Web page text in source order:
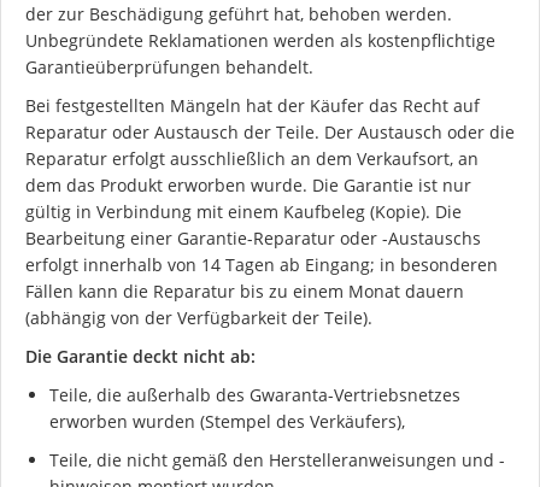
der zur Beschädigung geführt hat, behoben werden.
Unbegründete Reklamationen werden als kostenpflichtige
Garantieüberprüfungen behandelt.
Bei festgestellten Mängeln hat der Käufer das Recht auf
Reparatur oder Austausch der Teile. Der Austausch oder die
Reparatur erfolgt ausschließlich an dem Verkaufsort, an
dem das Produkt erworben wurde. Die Garantie ist nur
gültig in Verbindung mit einem Kaufbeleg (Kopie). Die
Bearbeitung einer Garantie-Reparatur oder -Austauschs
erfolgt innerhalb von 14 Tagen ab Eingang; in besonderen
Fällen kann die Reparatur bis zu einem Monat dauern
(abhängig von der Verfügbarkeit der Teile).
Die Garantie deckt nicht ab:
Teile, die außerhalb des Gwaranta-Vertriebsnetzes
erworben wurden (Stempel des Verkäufers),
Teile, die nicht gemäß den Herstelleranweisungen und -